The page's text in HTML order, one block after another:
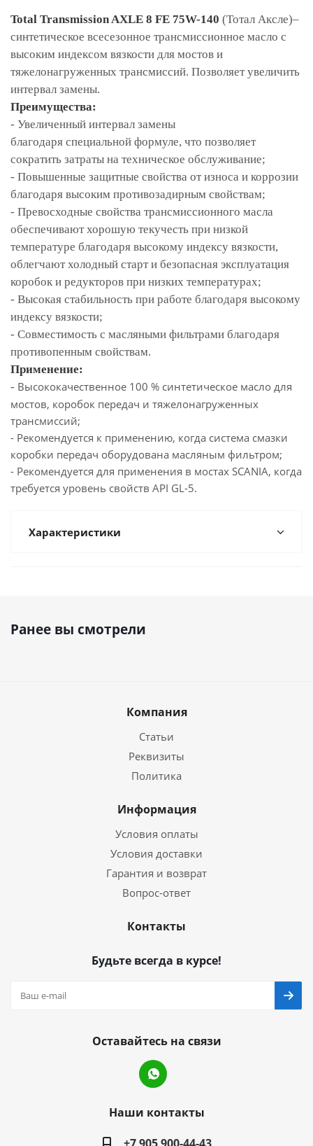
Total Transmission AXLE 8 FE 75W-140 (Тотал Аксле)–
синтетическое всесезонное трансмиссионное масло с
высоким индексом вязкости для мостов и
тяжелонагруженных трансмиссий. Позволяет увеличить
интервал замены.
Преимущества:
- Увеличенный интервал замены
благодаря специальной формуле, что позволяет
сократить затраты на техническое обслуживание;
- Повышенные защитные свойства от износа и коррозии
благодаря высоким противозадирным свойствам;
- Превосходные свойства трансмиссионного масла
обеспечивают хорошую текучесть при низкой
температуре благодаря высокому индексу вязкости,
облегчают холодный старт и безопасная эксплуатация
коробок и редукторов при низких температурах;
- Высокая стабильность при работе благодаря высокому
индексу вязкости;
- Совместимость с масляными фильтрами благодаря
противопенным свойствам.
Применение:
- Высококачественное 100 % синтетическое масло для
мостов, коробок передач и тяжелонагруженных
трансмиссий;
- Рекомендуется к применению, когда система смазки
коробки передач оборудована масляным фильтром;
- Рекомендуется для применения в мостах SCANIA, когда
требуется уровень свойств API GL-5.
Характеристики
Ранее вы смотрели
Компания
Статьи
Реквизиты
Политика
Информация
Условия оплаты
Условия доставки
Гарантия и возврат
Вопрос-ответ
Контакты
Будьте всегда в курсе!
Оставайтесь на связи
Наши контакты